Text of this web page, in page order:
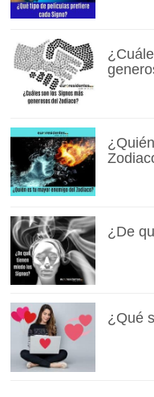
¿De
¿Qué